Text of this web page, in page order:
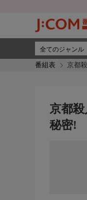
番組表 京都
京都
秘密!